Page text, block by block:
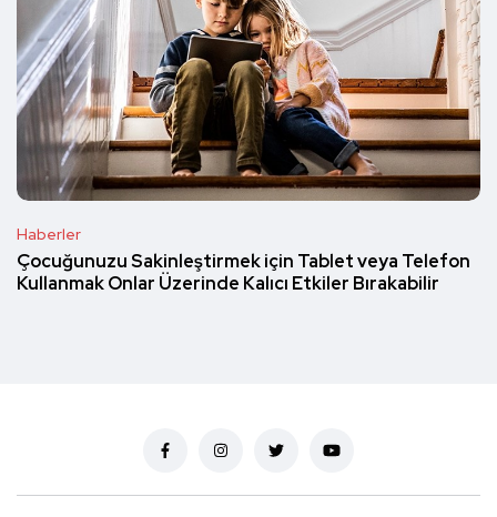
Haberler
Çocuğunuzu Sakinleştirmek için Tablet veya Telefon
Kullanmak Onlar Üzerinde Kalıcı Etkiler Bırakabilir